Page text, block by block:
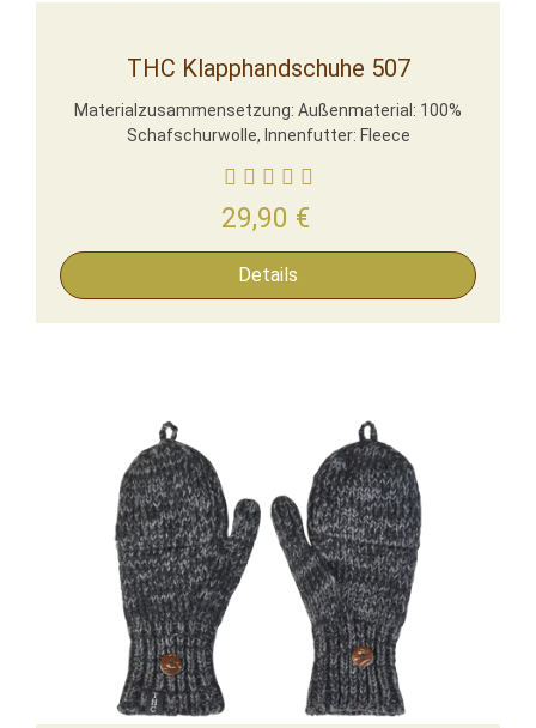
THC Klapphandschuhe 507
Materialzusammensetzung: Außenmaterial: 100%
Schafschurwolle, Innenfutter: Fleece
29,90 €
Details